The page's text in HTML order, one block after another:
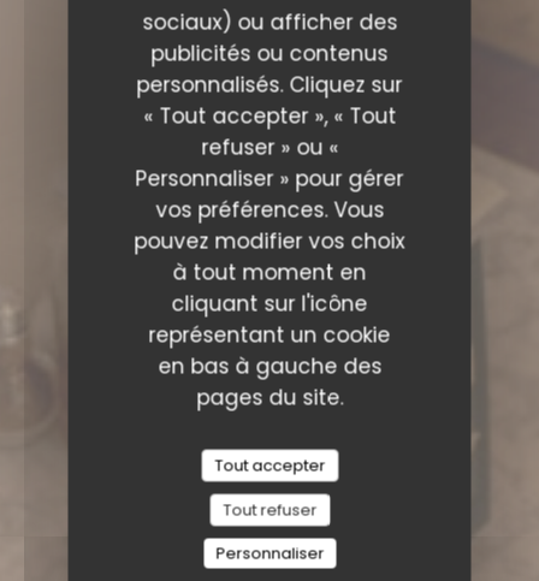
sociaux) ou afficher des
publicités ou contenus
personnalisés. Cliquez sur
« Tout accepter », « Tout
refuser » ou «
Personnaliser » pour gérer
vos préférences. Vous
pouvez modifier vos choix
à tout moment en
cliquant sur l'icône
représentant un cookie
en bas à gauche des
pages du site.
Tout accepter
Tout refuser
Personnaliser